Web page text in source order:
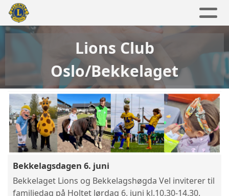
Lions Club
Oslo/Bekkelaget
Bekkelagsdagen 6. juni
Bekkelaget Lions og Bekkelagshøgda Vel inviterer til
familiedag på Holtet lørdag 6. juni kl.10.30-14.30.